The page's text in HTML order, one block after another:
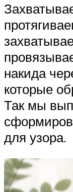
накида
которые
Так мы
для узора.